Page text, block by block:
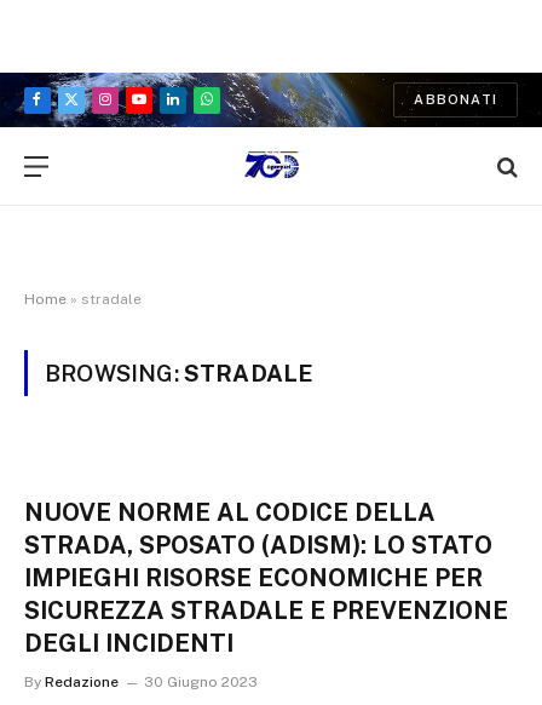
Facebook
X
Instagram
YouTubeLinkedInWhatsApp
ABBONATI
Home » stradale
BROWSING:STRADALE
NUOVE NORME AL CODICE DELLA
STRADA, SPOSATO (ADISM): LO STATO
IMPIEGHI RISORSE ECONOMICHE PER
SICUREZZA STRADALE E PREVENZIONE
DEGLI INCIDENTI
By Redazione 30 Giugno 2023